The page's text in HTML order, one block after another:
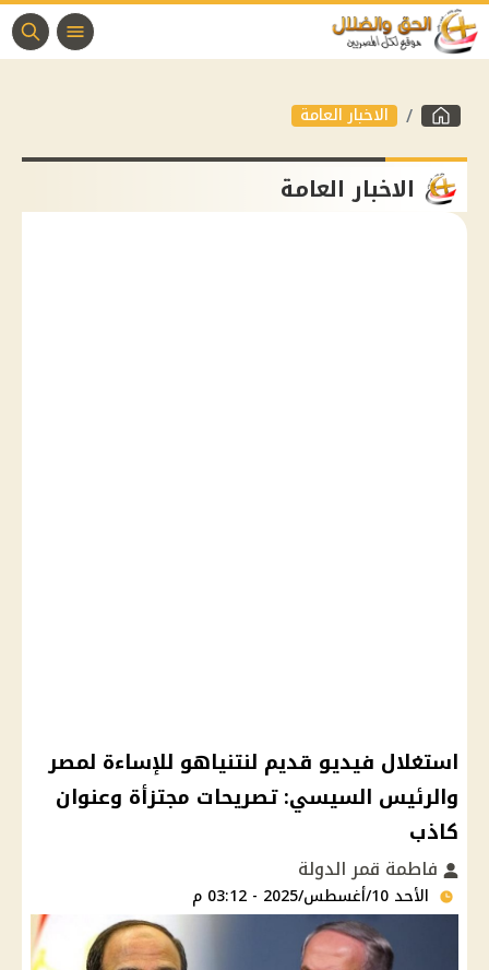
الاخبار العامة
الاخبار العامة
استغلال فيديو قديم لنتنياهو للإساءة لمصر
والرئيس السيسي: تصريحات مجتزأة وعنوان
كاذب
فاطمة قمر الدولة
الأحد 10/أغسطس/2025 - 03:12 م